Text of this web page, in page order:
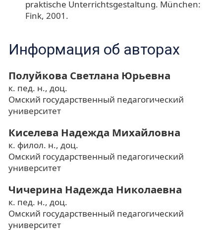
praktische Unterrichtsgestaltung. München:
Fink, 2001.
Информация об авторах
Полуйкова Светлана Юрьевна
к. пед. н., доц.
Омский государственный педагогический
университет
Киселева Надежда Михайловна
к. филол. н., доц.
Омский государственный педагогический
университет
Чичерина Надежда Николаевна
к. пед. н., доц.
Омский государственный педагогический
университет